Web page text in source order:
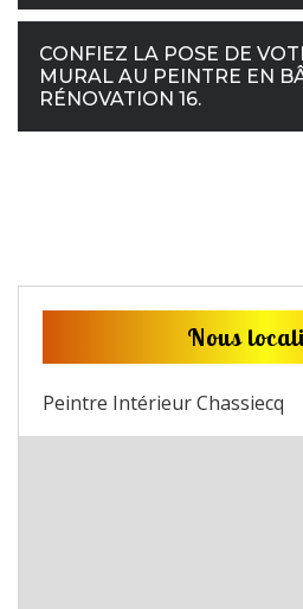
CONFIEZ LA POSE DE
MURAL AU PEINTRE EN
RÉNOVATION 16.
Nous
Peintre Intérieur Chassiecq